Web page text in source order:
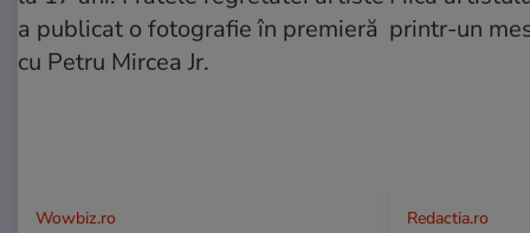
Wowbiz.ro Redactia.ro